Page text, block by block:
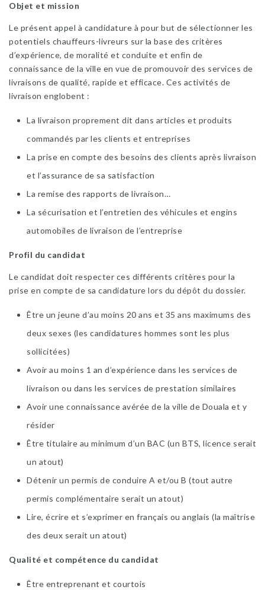
Objet et mission
Le présent appel à candidature à pour but de sélectionner les
potentiels chauffeurs-livreurs sur la base des critères
d’expérience, de moralité et conduite et enfin de
connaissance de la ville en vue de promouvoir des services de
livraisons de qualité, rapide et efficace. Ces activités de
livraison englobent :
La livraison proprement dit dans articles et produits
commandés par les clients et entreprises
La prise en compte des besoins des clients après livraison
et l’assurance de sa satisfaction
La remise des rapports de livraison…
La sécurisation et l’entretien des véhicules et engins
automobiles de livraison de l’entreprise
Profil du candidat
Le candidat doit respecter ces différents critères pour la
prise en compte de sa candidature lors du dépôt du dossier.
Être un jeune d’au moins 20 ans et 35 ans maximums des
deux sexes (les candidatures hommes sont les plus
sollicitées)
Avoir au moins 1 an d’expérience dans les services de
livraison ou dans les services de prestation similaires
Avoir une connaissance avérée de la ville de Douala et y
résider
Être titulaire au minimum d’un BAC (un BTS, licence serait
un atout)
Détenir un permis de conduire A et/ou B (tout autre
permis complémentaire serait un atout)
Lire, écrire et s’exprimer en français ou anglais (la maîtrise
des deux serait un atout)
Qualité et compétence du candidat
Être entreprenant et courtois